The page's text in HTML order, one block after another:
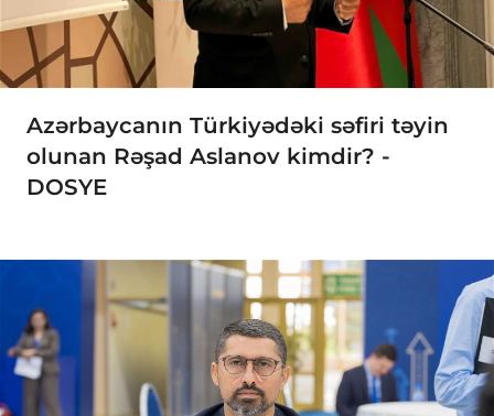
Azərbaycanın Türkiyədəki səfiri təyin
olunan Rəşad Aslanov kimdir? -
DOSYE